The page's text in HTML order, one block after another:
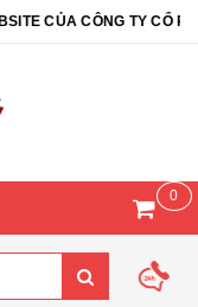
CỦA CÔNG TY CỔ
0